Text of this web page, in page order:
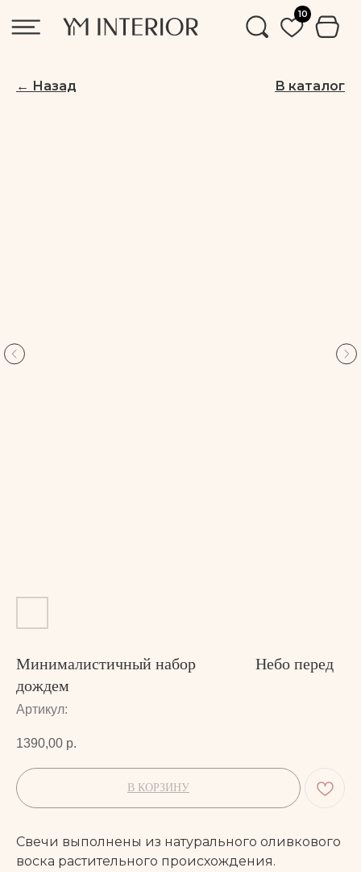
← Назад В каталог
Минималистичный набор ᅠ ᅠ ᅠ Небо перед
дождем
Артикул:
1390,00 р.
В КОРЗИНУ
Свечи выполнены из натурального оливкового
воска растительного происхождения.